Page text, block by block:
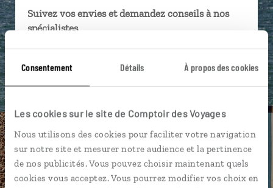
Consentement Détails À propos des cookies
Les cookies sur le site de Comptoir des Voyages
Nous utilisons des cookies pour faciliter votre navigation
sur notre site et mesurer notre audience et la pertinence
de nos publicités. Vous pouvez choisir maintenant quels
cookies vous acceptez. Vous pourrez modifier vos choix en
Suivez vos envies et demandez conseils à nos
spécialistes
près de vos envies et de la réalité du pays.
Échangez en face à face ou depuis nos studios
téléphone.
Vous gardez le même interlocuteur avant,
pendant et après votre voyage.